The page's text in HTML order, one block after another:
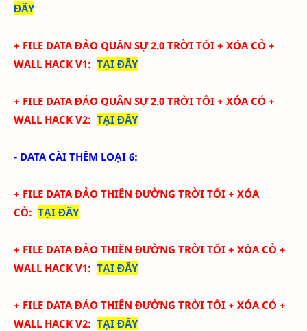
ĐÂY
+ FILE DATA ĐẢO QUÂN SỰ 2.0 TRỜI TỐI + XÓA CỎ +
WALL HACK V1: TẠI ĐÂY
+ FILE DATA ĐẢO QUÂN SỰ 2.0 TRỜI TỐI + XÓA CỎ +
WALL HACK V2: TẠI ĐÂY
- DATA CÀI THÊM LOẠI 6:
+ FILE DATA ĐẢO THIÊN ĐƯỜNG TRỜI TỐI + XÓA
CỎ: TẠI ĐÂY
+ FILE DATA ĐẢO THIÊN ĐƯỜNG TRỜI TỐI + XÓA CỎ +
WALL HACK V1: TẠI ĐÂY
+ FILE DATA ĐẢO THIÊN ĐƯỜNG TRỜI TỐI + XÓA CỎ +
WALL HACK V2: TẠI ĐÂY